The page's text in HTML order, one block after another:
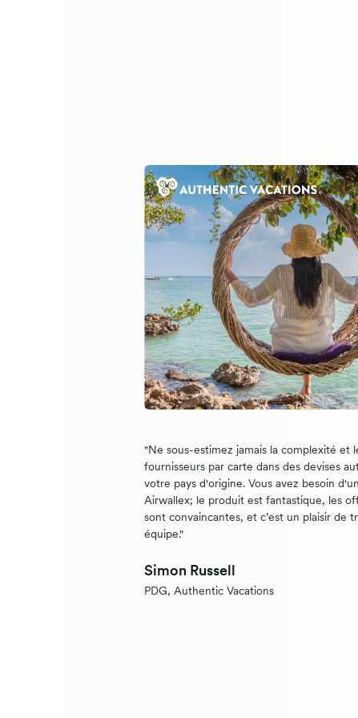
"Ne sous-estimez jamais la complexité et
fournisseurs par carte dans des devises
votre pays d'origine. Vous avez besoin
Airwallex; le produit est fantastique, les
sont convaincantes, et c’est un plaisir de
équipe."
Simon Russell
PDG, Authentic Vacations